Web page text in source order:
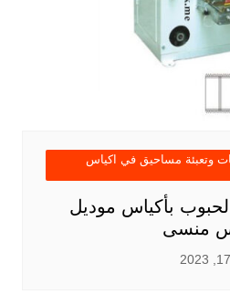
وتعبئة مساحيق في اكياس
بأكياس موديل